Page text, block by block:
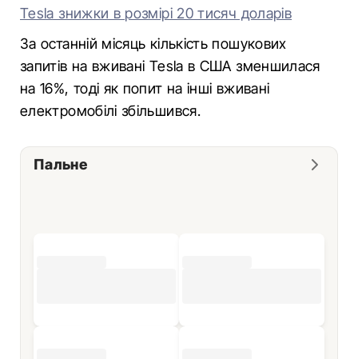
Tesla знижки в розмірі 20 тисяч доларів
За останній місяць кількість пошукових
запитів на вживані Tesla в США зменшилася
на 16%, тоді як попит на інші вживані
електромобілі збільшився.
Пальне